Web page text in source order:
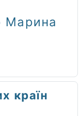
Марина
країн